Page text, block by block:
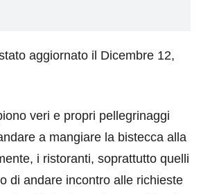
aggiornato il Dicembre 12,
veri e propri pellegrinaggi
a mangiare la bistecca alla
i ristoranti, soprattutto quelli
di andare incontro alle richieste